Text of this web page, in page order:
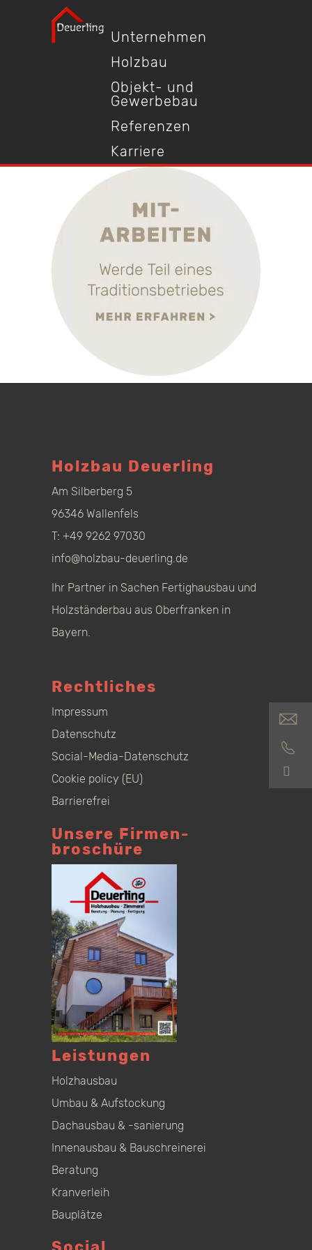
Unternehmen
Holzbau
Objekt- und
Gewerbebau
Referenzen
Karriere
Holzbau Deuerling
Am Silberberg 5
96346 Wallenfels
T: +49 9262 97030
info@holzbau-deuerling.de
Ihr Partner in Sachen Fertighausbau und
Holzständerbau aus Oberfranken in
Bayern.
Rechtliches
Impressum
Datenschutz
Social-Media-Datenschutz
Cookie policy (EU)
Barrierefrei
Unsere Firmen­
broschüre
Leistungen
Holzhausbau
Umbau & Aufstockung
Dachausbau & -sanierung
Innenausbau & Bauschreinerei
Beratung
Kranverleih
Bauplätze